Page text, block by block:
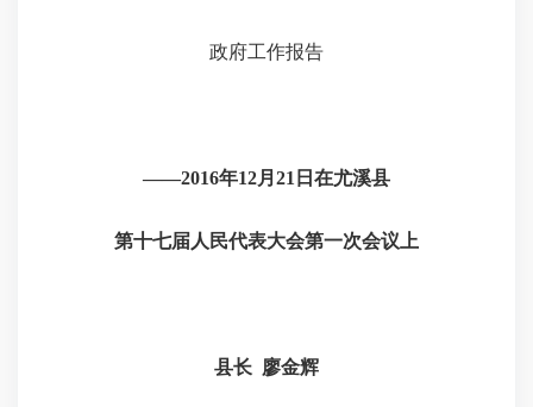
政府工作报告
——2016年12月 21 日在尤溪县
第十七届人民代表大会第一次会议上
县长 廖金辉